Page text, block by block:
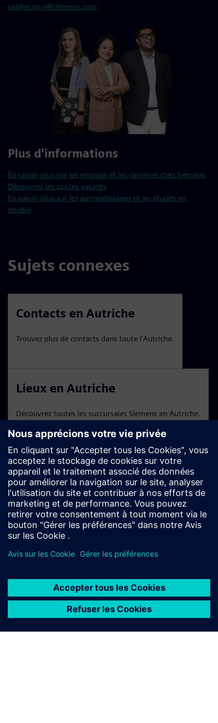
sabine.piry@siemens.com
Plus d'informations
En savoir plus sur les emplois et les carrières chez Siemens
Découvrez les postes vacants
En savoir plus sur les apprentissages et les études en
double
Sujets connexes
Contacts en Autriche
Trouvez plus de contacts dans toute l'Autriche.
Lieux en Autriche
Découvrez toutes les succursales Siemens en Autriche.
Foires et événements
Un aperçu des événements et des webinaires de
Siemens Austria.